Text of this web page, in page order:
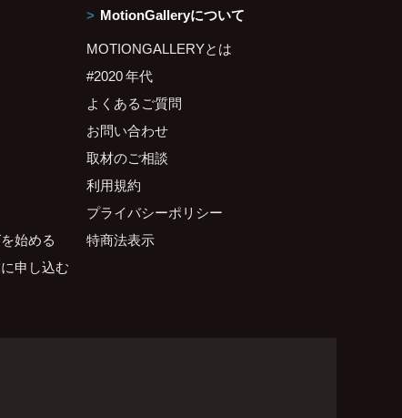
始める
申し込む
MotionGalleryについて
MOTIONGALLERYとは
#2020 年代
よくあるご質問
お問い合わせ
取材のご相談
利用規約
プライバシーポリシー
特商法表示